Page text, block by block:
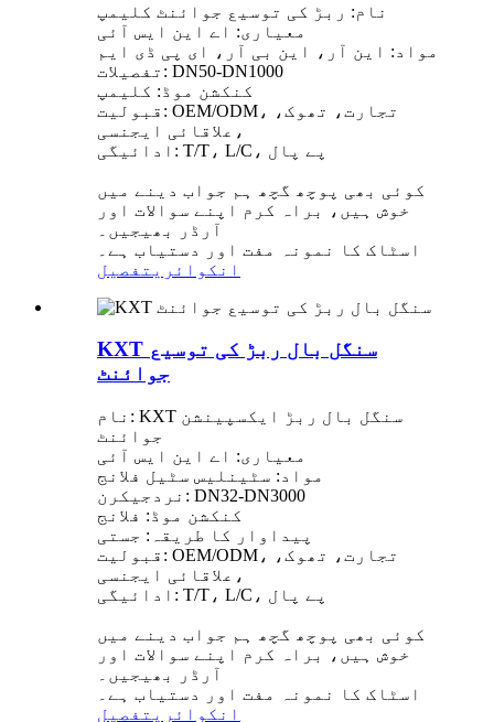
نام: ربڑ کی توسیع جوائنٹ کلیمپ
معیاری: اے این ایس آئی
مواد: این آر، این بی آر، ای پی ڈی ایم
تفصیلات: DN50-DN1000
کنکشن موڈ: کلیمپ
قبولیت: OEM/ODM، تجارت، تھوک،
علاقائی ایجنسی،
ادائیگی: T/T، L/C، پے پال
کوئی بھی پوچھ گچھ ہم جواب دینے میں
خوش ہیں، براہ کرم اپنے سوالات اور
آرڈر بھیجیں۔
اسٹاک کا نمونہ مفت اور دستیاب ہے۔
انکوائری تفصیل
KXT سنگل بال ربڑ کی توسیع
جوائنٹ
نام: KXT سنگل بال ربڑ ایکسپینشن
جوائنٹ
معیاری: اے این ایس آئی
مواد: سٹینلیس سٹیل فلانج
نردجیکرن: DN32-DN3000
کنکشن موڈ: فلانج
پیداوار کا طریقہ: جستی
قبولیت: OEM/ODM، تجارت، تھوک،
علاقائی ایجنسی،
ادائیگی: T/T، L/C، پے پال
کوئی بھی پوچھ گچھ ہم جواب دینے میں
خوش ہیں، براہ کرم اپنے سوالات اور
آرڈر بھیجیں۔
اسٹاک کا نمونہ مفت اور دستیاب ہے۔
انکوائری تفصیل